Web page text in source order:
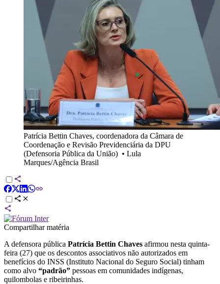
Patrícia Bettin Chaves, coordenadora da Câmara de
Coordenação e Revisão Previdenciária da DPU
(Defensoria Pública da União) • Lula
Marques/Agência Brasil
Compartilhar matéria
A defensora pública Patrícia Bettin Chaves afirmou nesta quinta-
feira (27) que os descontos associativos não autorizados em
benefícios do INSS (Instituto Nacional do Seguro Social) tinham
como alvo “padrão” pessoas em comunidades indígenas,
quilombolas e ribeirinhas.